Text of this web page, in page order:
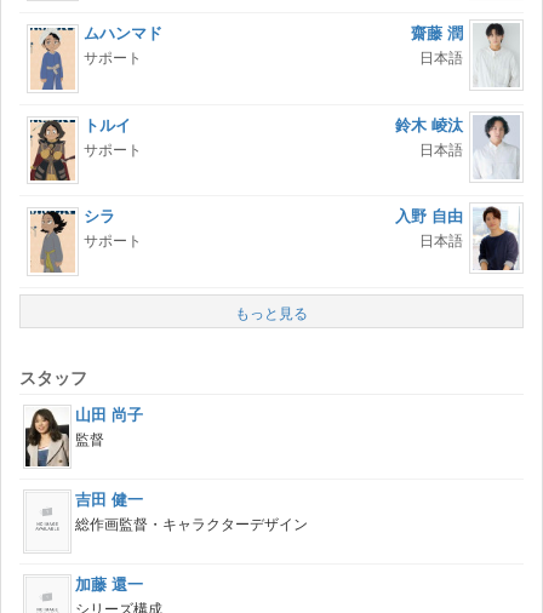
ムハンマド
サポート
齋藤 潤
日本語
トルイ
サポート
鈴木 崚汰
日本語
シラ
サポート
入野 自由
日本語
もっと見る
スタッフ
山田 尚子
監督
吉田 健一
総作画監督・キャラクターデザイン
加藤 還一
シリーズ構成